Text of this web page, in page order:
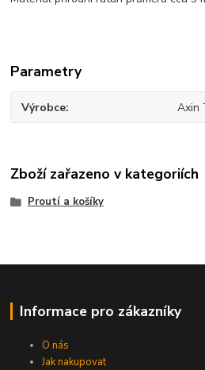
Parametry
Výrobce Axin
Zboží zařazeno v kategoriích
Proutí a košíky
Informace pro zákazníky
O nás
Jak nakupovat